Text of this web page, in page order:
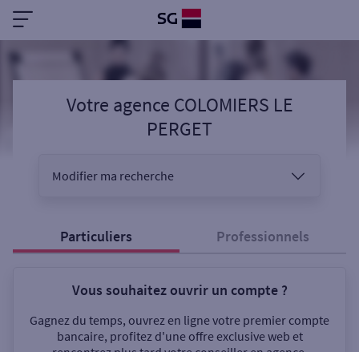
Votre agence COLOMIERS LE
PERGET
Modifier ma recherche
Sélectionnez votre recherche
Particuliers Professionnels
Vous souhaitez ouvrir un compte ?
Gagnez du temps, ouvrez en ligne votre premier compte
bancaire, profitez d'une offre exclusive web et